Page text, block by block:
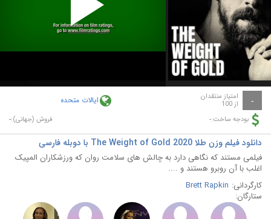
Play
Video
- امتیاز منتقدان
از 100 ایالات متحده
بودجه ساخت:- فروش (جهانی):-
دانلود فیلم وزن طلا The Weight of Gold 2020 با دوبله فارسی
فیلمی مستند که نگاهی دارد به چالش های سلامت روان که ورزشکاران المپیک
اغلب با آن روبرو هستند و ....
کارگردانی: Brett Rapkin
ستارگان: